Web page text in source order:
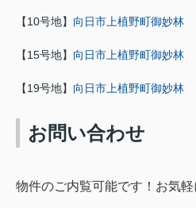
【10号地】 向日市上植野町御妙林
【15号地】 向日市上植野町御妙林
【19号地】 向日市上植野町御妙林
お問い合わせ
物件のご内覧可能です！お気